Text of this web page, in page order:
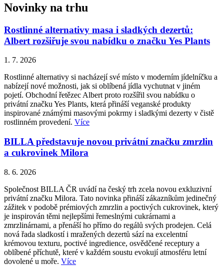
Novinky na trhu
Rostlinné alternativy masa i sladkých dezertů:
Albert rozšiřuje svou nabídku o značku Yes Plants
1. 7. 2026
Rostlinné alternativy si nacházejí své místo v moderním jídelníčku a
nabízejí nové možnosti, jak si oblíbená jídla vychutnat v jiném
pojetí. Obchodní řetězec Albert proto rozšířil svou nabídku o
privátní značku Yes Plants, která přináší veganské produkty
inspirované známými masovými pokrmy i sladkými dezerty v čistě
rostlinném provedení. Více
BILLA představuje novou privátní značku zmrzlin
a cukrovinek Milora
8. 6. 2026
Společnost BILLA ČR uvádí na český trh zcela novou exkluzivní
privátní značku Milora. Tato novinka přináší zákazníkům jedinečný
zážitek v podobě prémiových zmrzlin a poctivých cukrovinek, který
je inspirován těmi nejlepšími řemeslnými cukrárnami a
zmrzlinárnami, a přenáší ho přímo do regálů svých prodejen. Celá
nová řada sladkostí i mražených dezertů sází na excelentní
krémovou texturu, poctivé ingredience, osvědčené receptury a
oblíbené příchutě, které v každém soustu evokují atmosféru letní
dovolené u moře. Více